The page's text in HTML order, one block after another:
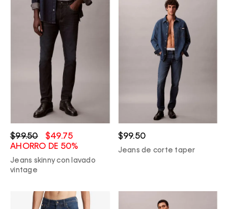
$99.50
$49.75
AHORRO DE 50%
Jeans skinny con lavado
vintage
$99.50
Jeans de corte taper